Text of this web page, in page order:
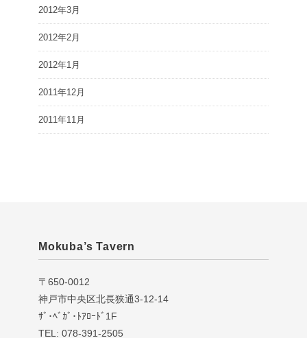
2012年3月
2012年2月
2012年1月
2011年12月
2011年11月
Mokuba’s Tavern
〒650-0012
神戸市中央区北長狭通3-12-14
ｻﾞ･ﾍﾞｶﾞ･ﾄｱﾛｰﾄﾞ1F
TEL: 078-391-2505